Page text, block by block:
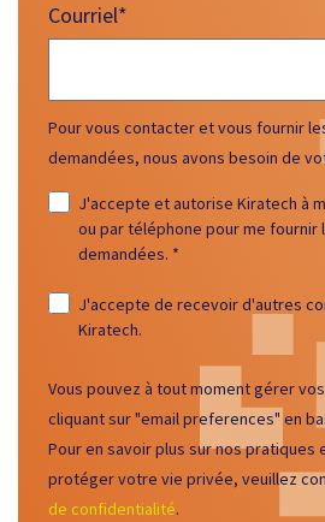
Courriel*
Pour vous contacter et vous fournir
demandées, nous avons besoin de
J'accepte et autorise Kiratech à
ou par téléphone pour me fournir
demandées. *
J'accepte de recevoir d'autres
Kiratech.
Vous pouvez à tout moment gérer
cliquant sur "email preferences" en
Pour en savoir plus sur nos pratiques
protéger votre vie privée, veuillez
de confidentialité.